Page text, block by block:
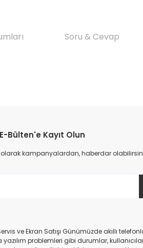
Soru & Cevap
E-Bülten'e Kayıt Olun
olarak kampanyalardan, haberdar
Servis ve Ekran Satışı Günümüzde akıllı
yazılım problemleri gibi durumlar,